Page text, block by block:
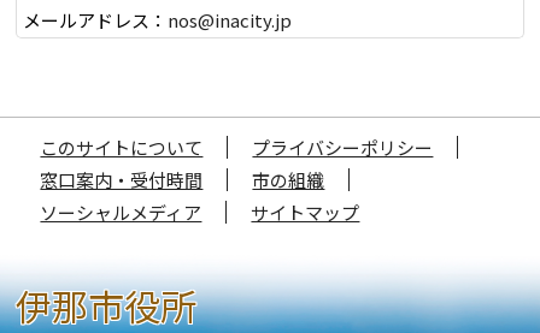
メールアドレス： nos@inacity.jp
このサイトについて
プライバシーポリシー
窓口案内・受付時間
市の組織
ソーシャルメディア
サイトマップ
伊那市役所